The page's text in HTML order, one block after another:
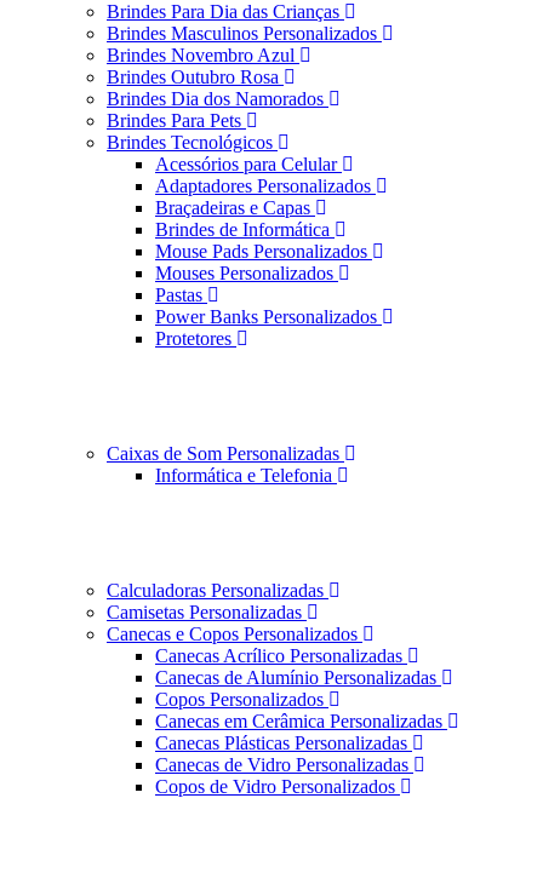
Brindes Para Dia das Crianças
Brindes Masculinos Personalizados
Brindes Novembro Azul
Brindes Outubro Rosa
Brindes Dia dos Namorados
Brindes Para Pets
Brindes Tecnológicos
Acessórios para Celular
Adaptadores Personalizados
Braçadeiras e Capas
Brindes de Informática
Mouse Pads Personalizados
Mouses Personalizados
Pastas
Power Banks Personalizados
Protetores
Caixas de Som Personalizadas
Informática e Telefonia
Calculadoras Personalizadas
Camisetas Personalizadas
Canecas e Copos Personalizados
Canecas Acrílico Personalizadas
Canecas de Alumínio Personalizadas
Copos Personalizados
Canecas em Cerâmica Personalizadas
Canecas Plásticas Personalizadas
Canecas de Vidro Personalizadas
Copos de Vidro Personalizados